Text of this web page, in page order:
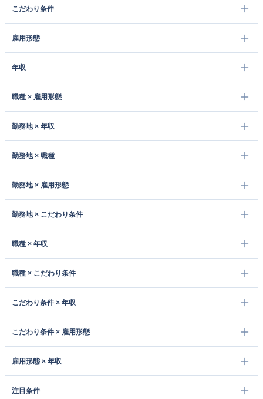
こだわり条件
雇用形態
年収
職種 × 雇用形態
勤務地 × 年収
勤務地 × 職種
勤務地 × 雇用形態
勤務地 × こだわり条件
職種 × 年収
職種 × こだわり条件
こだわり条件 × 年収
こだわり条件 × 雇用形態
雇用形態 × 年収
注目条件